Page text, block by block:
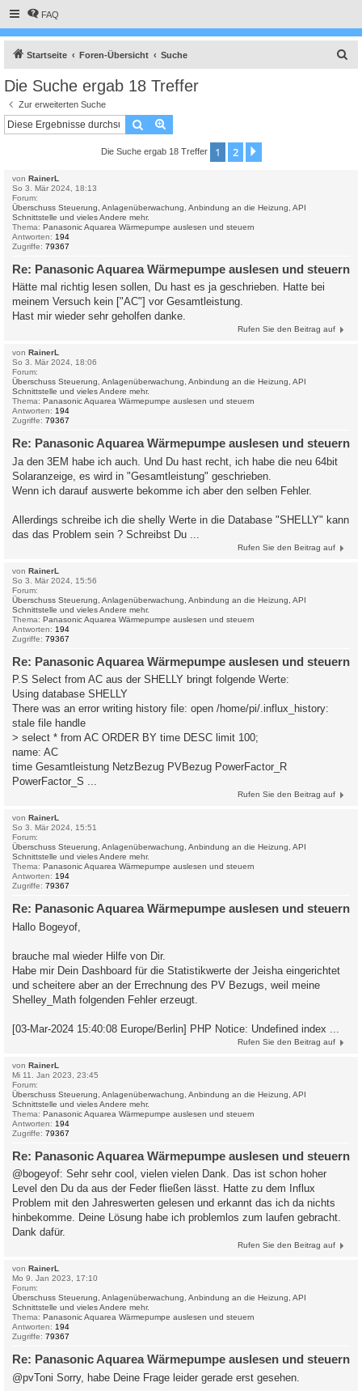
FAQ
Startseite Foren-Übersicht Suche
Die Suche ergab 18 Treffer
Zur erweiterten Suche
Suche
Die Suche ergab 18 Treffer 1 2
von RainerL
So 3. Mär 2024, 18:13
Forum:
Überschuss Steuerung, Anlagenüberwachung, Anbindung an die Heizung, API
Schnittstelle und vieles Andere mehr.
Thema: Panasonic Aquarea Wärmepumpe auslesen und steuern
Antworten: 194
Zugriffe: 79367
Re: Panasonic Aquarea Wärmepumpe auslesen und steuern
Hätte mal richtig lesen sollen, Du hast es ja geschrieben. Hatte bei
meinem Versuch kein ["AC"] vor Gesamtleistung.
Hast mir wieder sehr geholfen danke.
Rufen Sie den Beitrag auf
von RainerL
So 3. Mär 2024, 18:06
Forum:
Überschuss Steuerung, Anlagenüberwachung, Anbindung an die Heizung, API
Schnittstelle und vieles Andere mehr.
Thema: Panasonic Aquarea Wärmepumpe auslesen und steuern
Antworten: 194
Zugriffe: 79367
Re: Panasonic Aquarea Wärmepumpe auslesen und steuern
Ja den 3EM habe ich auch. Und Du hast recht, ich habe die neu 64bit
Solaranzeige, es wird in "Gesamtleistung" geschrieben.
Wenn ich darauf auswerte bekomme ich aber den selben Fehler.
Allerdings schreibe ich die shelly Werte in die Database "SHELLY" kann
das das Problem sein ? Schreibst Du ...
Rufen Sie den Beitrag auf
von RainerL
So 3. Mär 2024, 15:56
Forum:
Überschuss Steuerung, Anlagenüberwachung, Anbindung an die Heizung, API
Schnittstelle und vieles Andere mehr.
Thema: Panasonic Aquarea Wärmepumpe auslesen und steuern
Antworten: 194
Zugriffe: 79367
Re: Panasonic Aquarea Wärmepumpe auslesen und steuern
P.S Select from AC aus der SHELLY bringt folgende Werte:
Using database SHELLY
There was an error writing history file: open /home/pi/.influx_history:
stale file handle
> select * from AC ORDER BY time DESC limit 100;
name: AC
time Gesamtleistung NetzBezug PVBezug PowerFactor_R
PowerFactor_S ...
Rufen Sie den Beitrag auf
von RainerL
So 3. Mär 2024, 15:51
Forum:
Überschuss Steuerung, Anlagenüberwachung, Anbindung an die Heizung, API
Schnittstelle und vieles Andere mehr.
Thema: Panasonic Aquarea Wärmepumpe auslesen und steuern
Antworten: 194
Zugriffe: 79367
Re: Panasonic Aquarea Wärmepumpe auslesen und steuern
Hallo Bogeyof,
brauche mal wieder Hilfe von Dir.
Habe mir Dein Dashboard für die Statistikwerte der Jeisha eingerichtet
und scheitere aber an der Errechnung des PV Bezugs, weil meine
Shelley_Math folgenden Fehler erzeugt.
[03-Mar-2024 15:40:08 Europe/Berlin] PHP Notice: Undefined index ...
Rufen Sie den Beitrag auf
von RainerL
Mi 11. Jan 2023, 23:45
Forum:
Überschuss Steuerung, Anlagenüberwachung, Anbindung an die Heizung, API
Schnittstelle und vieles Andere mehr.
Thema: Panasonic Aquarea Wärmepumpe auslesen und steuern
Antworten: 194
Zugriffe: 79367
Re: Panasonic Aquarea Wärmepumpe auslesen und steuern
@bogeyof: Sehr sehr cool, vielen vielen Dank. Das ist schon hoher
Level den Du da aus der Feder fließen lässt. Hatte zu dem Influx
Problem mit den Jahreswerten gelesen und erkannt das ich da nichts
hinbekomme. Deine Lösung habe ich problemlos zum laufen gebracht.
Dank dafür.
Rufen Sie den Beitrag auf
von RainerL
Mo 9. Jan 2023, 17:10
Forum:
Überschuss Steuerung, Anlagenüberwachung, Anbindung an die Heizung, API
Schnittstelle und vieles Andere mehr.
Thema: Panasonic Aquarea Wärmepumpe auslesen und steuern
Antworten: 194
Zugriffe: 79367
Re: Panasonic Aquarea Wärmepumpe auslesen und steuern
@pvToni Sorry, habe Deine Frage leider gerade erst gesehen.